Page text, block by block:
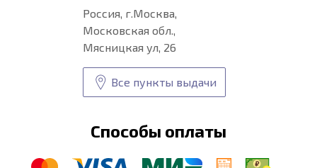
Россия, г.Москва,
Московская обл.,
Мясницкая ул, 26
Все пункты выдачи
Способы оплаты